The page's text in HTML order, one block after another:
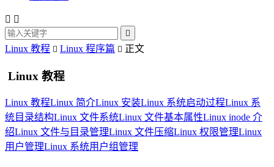
 

Linux 教程  Linux 程序篇  正文
Linux 教程
Linux 教程Linux 简介Linux 安装Linux 系统启动过程Linux 系
统目录结构Linux 文件系统Linux 文件基本属性Linux inode 介
绍Linux 文件与目录管理Linux 文件压缩Linux 权限管理Linux
用户管理Linux 系统用户组管理